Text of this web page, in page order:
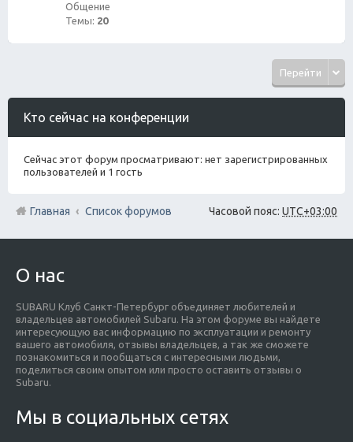
Общение
Темы: 20
Перейти
Кто сейчас на конференции
Сейчас этот форум просматривают: нет зарегистрированных
пользователей и 1 гость
Часовой пояс: UTC+03:00
Главная Список форумов
О нас
SUBARU Клуб Санкт-Петербург объединяет любителей и
владельцев автомобилей Subaru. На этом форуме вы найдете
интересующую вас информацию по эксплуатации и ремонту
вашего автомобиля, отзывы владельцев, а так же сможете
познакомиться и пообщаться с интересными людьми,
поделиться своим опытом или просто оставить отзывы о
Subaru.
Мы в социальных сетях